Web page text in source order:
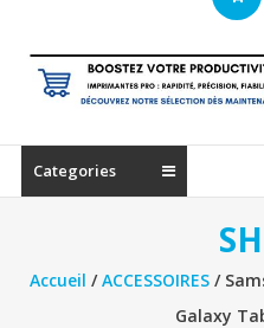
en
ligne
matériel
informatique
Categories
Accueil /ACCESSOIRES /
Galaxy